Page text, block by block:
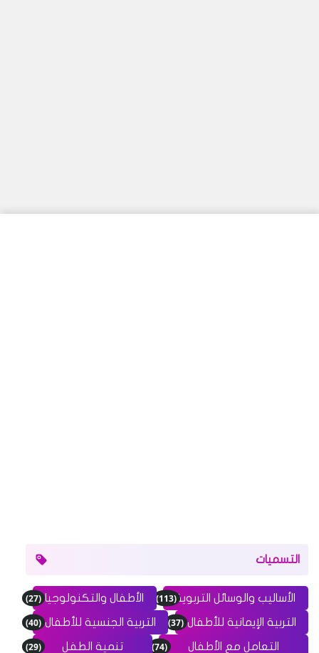
التسميات
الأساليب والوسائل التربوية(113) الأطفال والتكنولوجيا (27)
التربية الإيمانية للأطفال (37) التربية الجنسية للأطفال (40)
التعامل مع الأطفال (74) تنمية الطفل (29)